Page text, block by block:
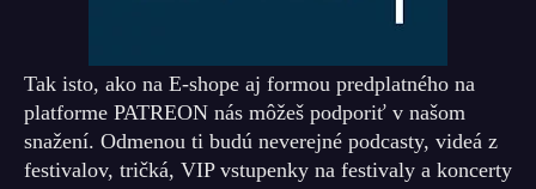
Tak isto, ako na E-shope aj formou predplatného na
platforme PATREON nás môžeš podporiť v našom
snažení. Odmenou ti budú neverejné podcasty, videá z
festivalov, tričká, VIP vstupenky na festivaly a koncerty